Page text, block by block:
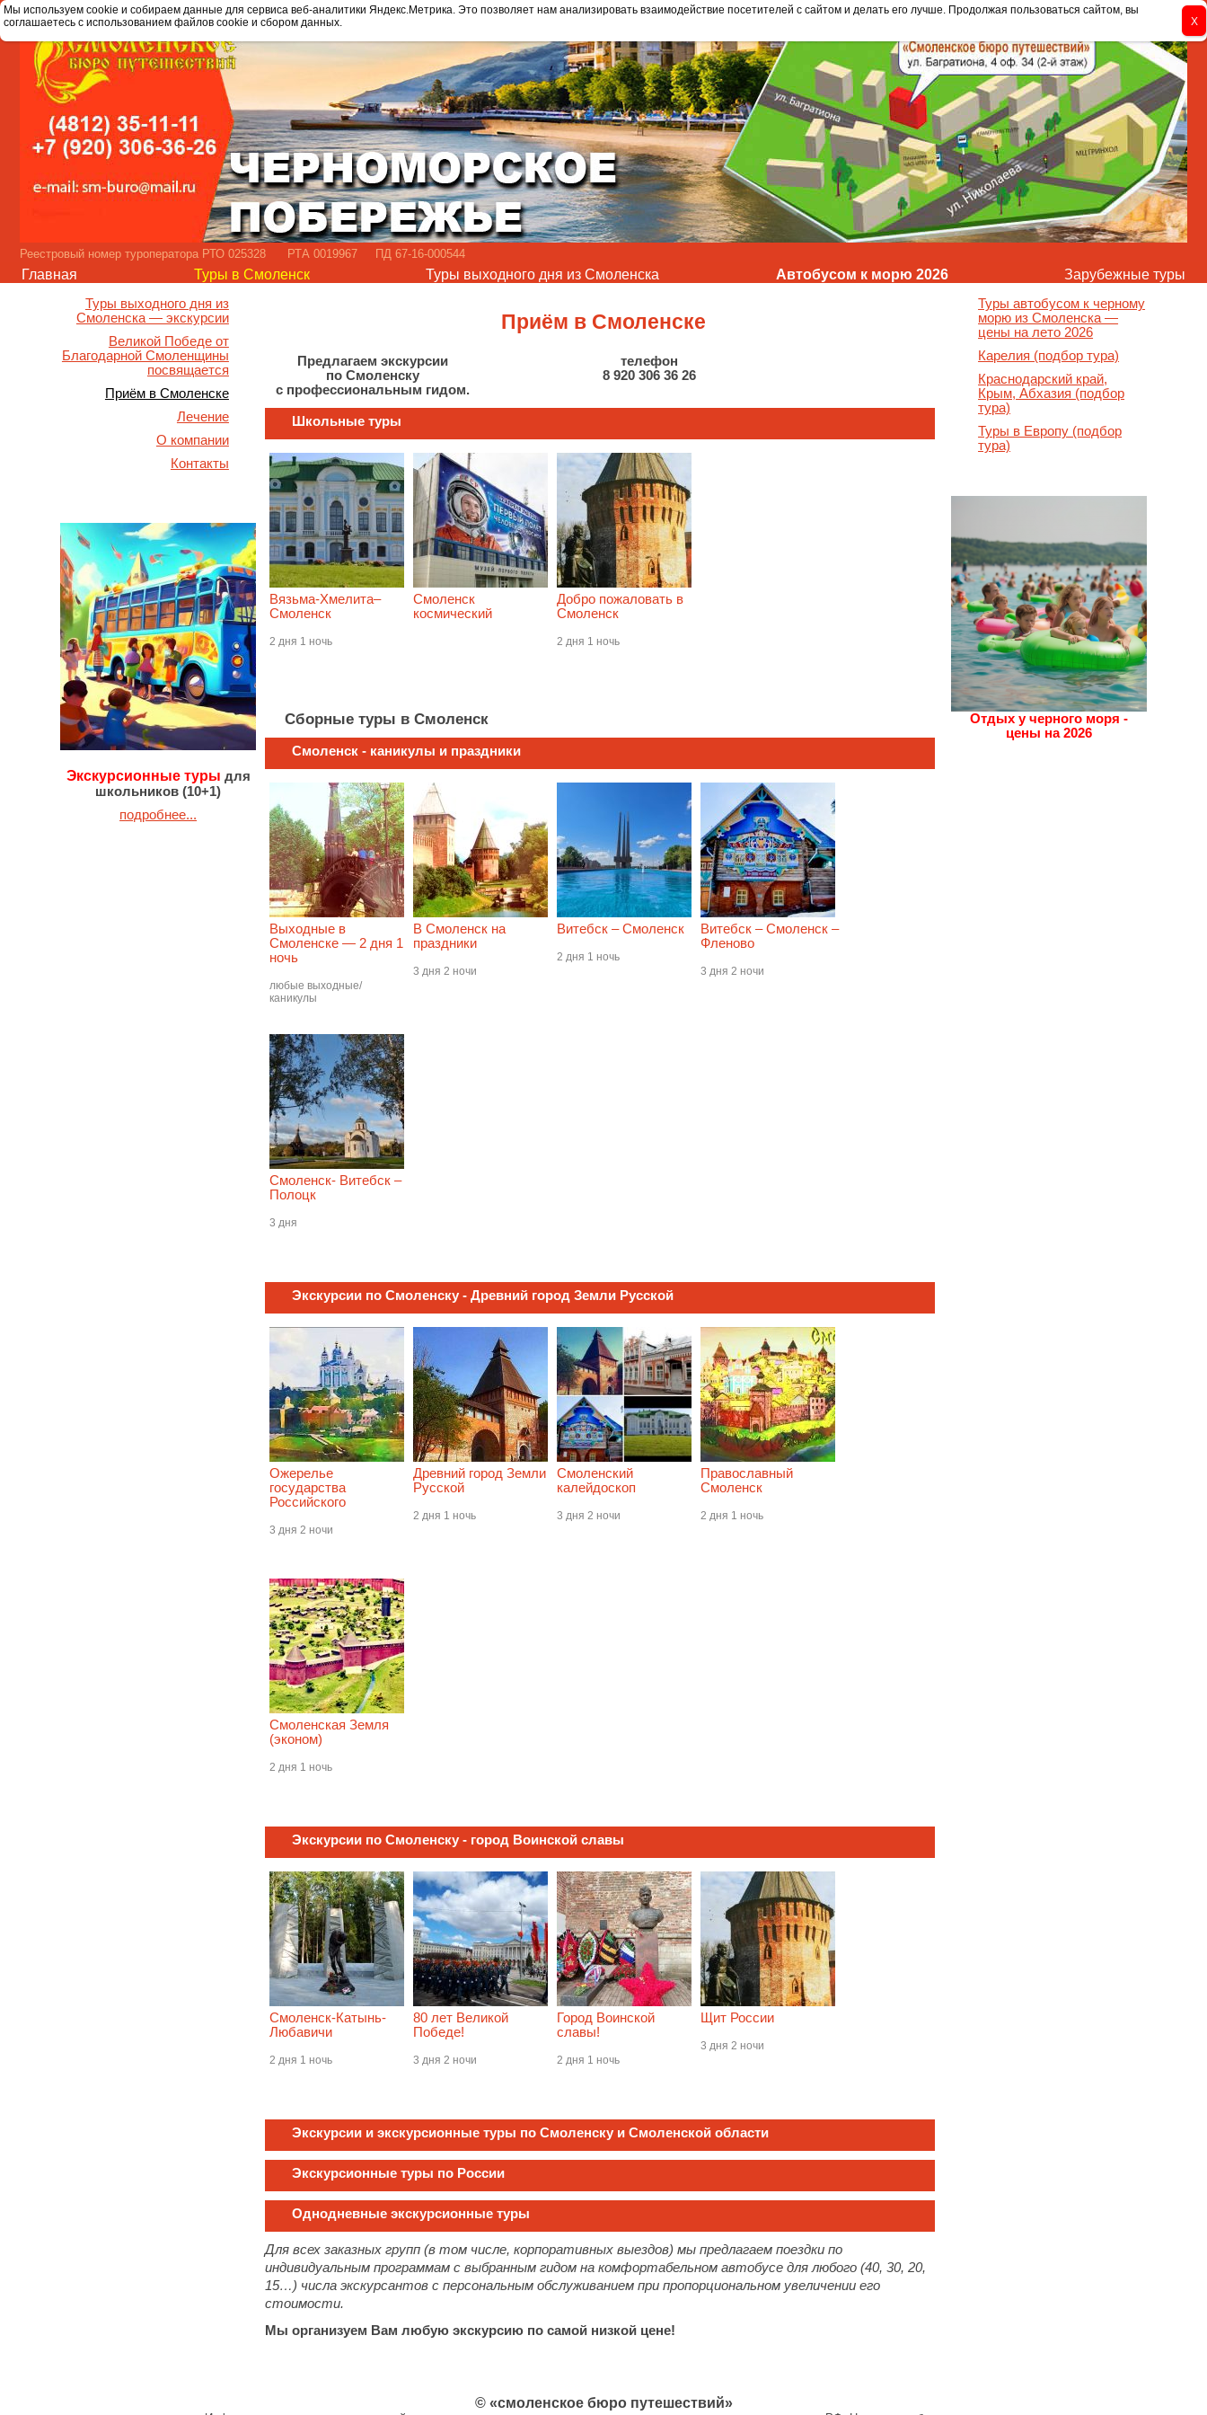
Реестровый номер туроператора РТО 025328 РТА 0019967 ПД 67-16-000544
Главная Туры в Смоленск Туры выходного дня из Смоленска Автобусом к морю 2026 Зарубежные туры
Туры выходного дня из
Смоленска — экскурсии
Великой Победе от
Благодарной Смоленщины
посвящается
Приём в Смоленске
Лечение
О компании
Контакты
Экскурсионные туры для
школьников (10+1)
подробнее...
Приём в Смоленске
Предлагаем экскурсии
по Смоленску
с профессиональным гидом.
телефон
8 920 306 36 26
Школьные туры
Вязьма-Хмелита–
Смоленск
2 дня 1 ночь
Смоленск
космический
Добро пожаловать в
Смоленск
2 дня 1 ночь
Сборные туры в Смоленск
Смоленск - каникулы и праздники
Выходные в
Смоленске — 2 дня 1
ночь
любые выходные/
каникулы
В Смоленск на
праздники
3 дня 2 ночи
Витебск – Смоленск
2 дня 1 ночь
Витебск – Смоленск –
Фленово
3 дня 2 ночи
Смоленск- Витебск –
Полоцк
3 дня
Экскурсии по Смоленску - Древний город Земли Русской
Ожерелье
государства
Российского
3 дня 2 ночи
Древний город Земли
Русской
2 дня 1 ночь
Смоленский
калейдоскоп
3 дня 2 ночи
Православный
Смоленск
2 дня 1 ночь
Смоленская Земля
(эконом)
2 дня 1 ночь
Экскурсии по Смоленску - город Воинской славы
Смоленск-Катынь-
Любавичи
2 дня 1 ночь
80 лет Великой
Победе!
3 дня 2 ночи
Город Воинской
славы!
2 дня 1 ночь
Щит России
3 дня 2 ночи
Экскурсии и экскурсионные туры по Смоленску и Смоленской области
Экскурсионные туры по России
Однодневные экскурсионные туры
Для всех заказных групп (в том числе, корпоративных выездов) мы предлагаем поездки по
индивидуальным программам с выбранным гидом на комфортабельном автобусе для любого (40, 30, 20,
15…) числа экскурсантов с персональным обслуживанием при пропорциональном увеличении его
стоимости.
Мы организуем Вам любую экскурсию по самой низкой цене!
Туры автобусом к черному
морю из Смоленска —
цены на лето 2026
Карелия (подбор тура)
Краснодарский край,
Крым, Абхазия (подбор
тура)
Туры в Европу (подбор
тура)
Отдых у черного моря -
цены на 2026
© «смоленское бюро путешествий»
Мы используем cookie и собираем данные для сервиса веб-аналитики Яндекс.Метрика. Это позволяет нам анализировать взаимодействие посетителей с сайтом и делать его лучше. Продолжая пользоваться сайтом, вы
соглашаетесь с использованием файлов cookie и сбором данных.